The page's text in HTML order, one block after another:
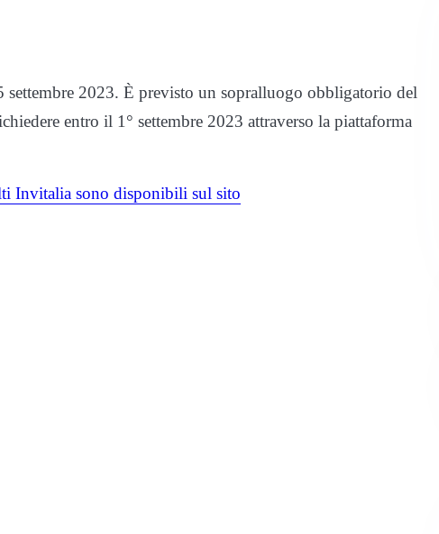
settembre 2023. È previsto un sopralluogo obbligatorio del
entro il 1° settembre 2023 attraverso la piattaforma
Invitalia sono disponibili sul sito